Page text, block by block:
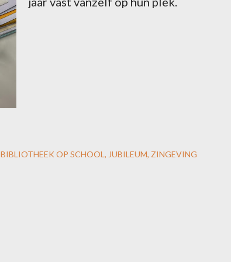
BIBLIOTHEEK OP SCHOOL JUBILEUM ZINGEVING